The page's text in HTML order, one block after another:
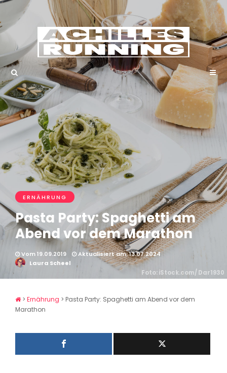
ERNÄHRUNG
Pasta Party: Spaghetti am
Abend vor dem Marathon
Vom 19.09.2019
Aktualisiert am: 13.07.2024
Laura Scheel
Foto: iStock.com/ Dar1930
> Ernährung > Pasta Party: Spaghetti am Abend vor dem
Marathon